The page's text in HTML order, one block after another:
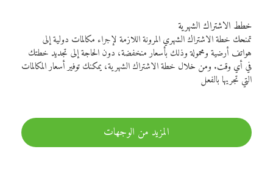
خطط الاشتراك الشهرية
تمنحك خطة الاشتراك الشهري المرونة اللازمة لإجراء مكالمات دولية إلى
هواتف أرضية ومحمولة وذلك بأسعار منخفضة، دون الحاجة إلى تجديد خطتك
في أي وقت. ومن خلال خطة الاشتراك الشهرية، يمكنك توفير أسعار المكالمات
التي تجريها بالفعل
المزيد من الوجهات